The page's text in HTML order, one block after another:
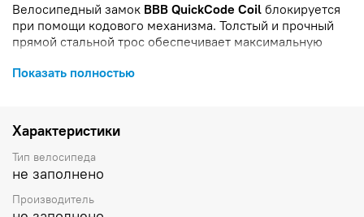
Велосипедный замок BBB QuickCode Coil блокируется
при помощи кодового механизма. Толстый и прочный
прямой стальной трос обеспечивает максимальную
надежный механизм замка
покрытие из поливинилхлорида для защиты
вашего велосипеда от сколов и царапин
размер: 8 мм x 120 см
Показать полностью
Характеристики
Тип велосипеда
не заполнено
Производитель